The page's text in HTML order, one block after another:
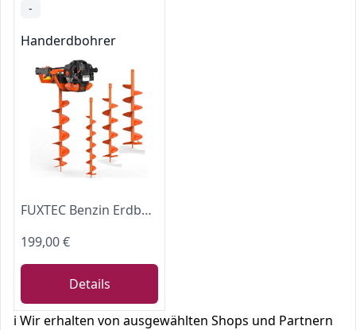
-
Handerdbohrer
FUXTEC Benzin Erdbohrer FX-EB152 mit 3 PS, inkl. 3 Bohraufsätzen 100/150 / 200 mm und einzigartigem Ölkontrollfenster Erdlochbohrer Pfahlbohrer
199,00 €
Details
ℹ️ Wir erhalten von ausgewählten Shops und Partnern